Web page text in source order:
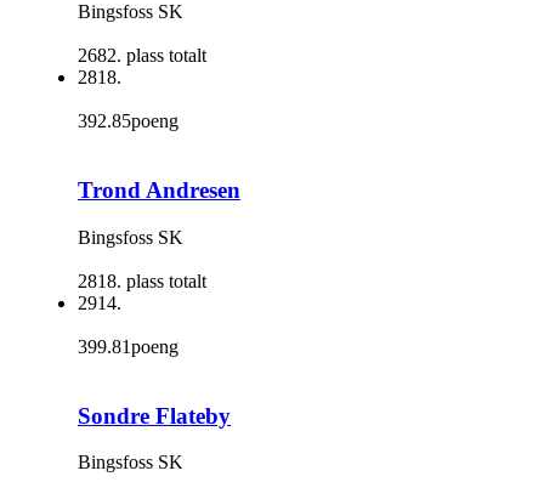
Bingsfoss SK
2682. plass totalt
2818.
392.85poeng
Trond Andresen
Bingsfoss SK
2818. plass totalt
2914.
399.81poeng
Sondre Flateby
Bingsfoss SK